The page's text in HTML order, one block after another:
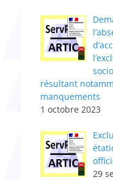
résultant
manquements
1 octobre 2023
29